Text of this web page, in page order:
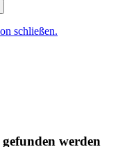
schließen.
werden